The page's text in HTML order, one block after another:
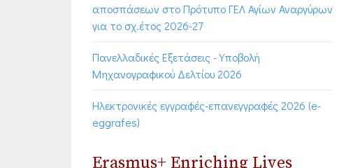
αποσπάσεων στο Πρότυπο ΓΕΛ Αγίων Αναργύρων
για το σχ.έτος 2026-27
Πανελλαδικές Εξετάσεις - Υποβολή
Μηχανογραφικού Δελτίου 2026
Ηλεκτρονικές εγγραφές-επανεγγραφές 2026 (e-
eggrafes)
Erasmus+ Enriching Lives